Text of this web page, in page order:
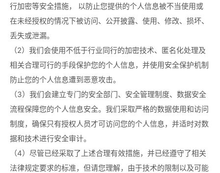
行加密等安全措施， 以防止您提供的个人信息被不当使用或
在未经授权的情况下被访问、公开披露、使用、修改、损坏、
丢失或泄漏。
（2）我们会使用不低于行业同行的加密技术、匿名化处理及
相关合理可行的手段保护您的个人信息，并使用安全保护机制
防止您的个人信息遭到恶意攻击。
（3）我们会建立专门的安全部门、安全管理制度、数据安全
流程保障您的个人信息安全。我们采取严格的数据使用和访问
制度，确保只有授权人员才可访问您的个人信息，并适时对数
据和技术进行安全审计。
（4）尽管已经采取了上述合理有效措施，并已经遵守了相关
法律规定要求的标准，但请您理解，由于技术的限制以及可能